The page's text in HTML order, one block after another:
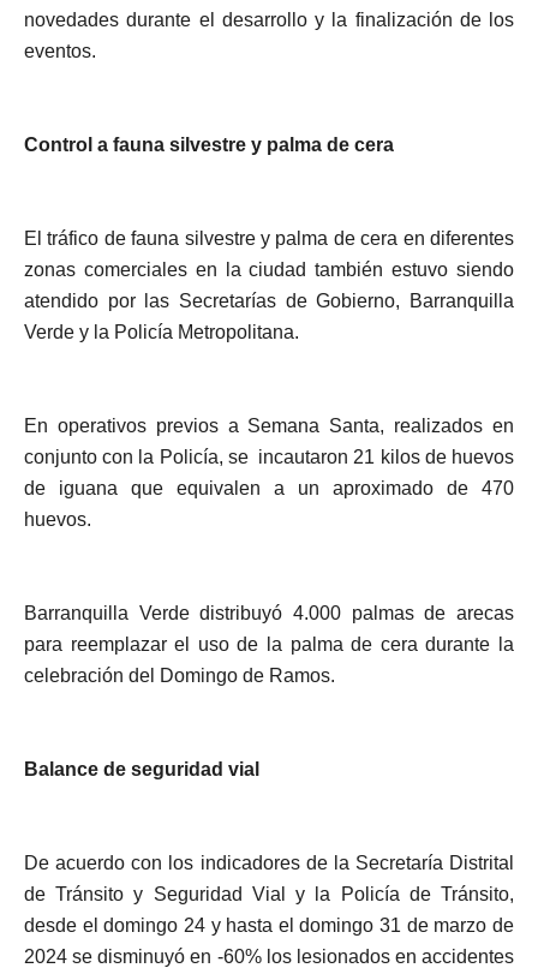
novedades durante el desarrollo y la finalización de los
eventos.
Control a fauna silvestre y palma de cera
El tráfico de fauna silvestre y palma de cera en diferentes
zonas comerciales en la ciudad también estuvo siendo
atendido por las Secretarías de Gobierno, Barranquilla
Verde y la Policía Metropolitana.
En operativos previos a Semana Santa, realizados en
conjunto con la Policía, se incautaron 21 kilos de huevos
de iguana que equivalen a un aproximado de 470
huevos.
Barranquilla Verde distribuyó 4.000 palmas de arecas
para reemplazar el uso de la palma de cera durante la
celebración del Domingo de Ramos.
Balance de seguridad vial
De acuerdo con los indicadores de la Secretaría Distrital
de Tránsito y Seguridad Vial y la Policía de Tránsito,
desde el domingo 24 y hasta el domingo 31 de marzo de
2024 se disminuyó en -60% los lesionados en accidentes